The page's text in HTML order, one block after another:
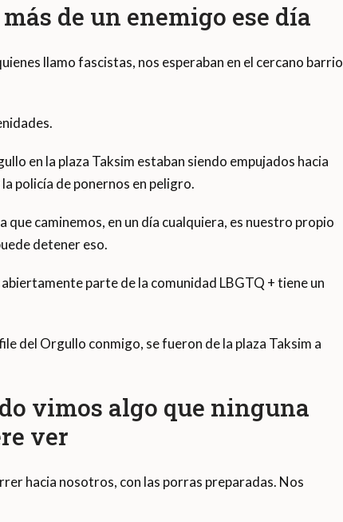
de un enemigo ese día
llamo fascistas, nos esperaban en el cercano barrio
en la plaza Taksim estaban siendo empujados hacia
policía de ponernos en peligro.
que caminemos, en un día cualquiera, es nuestro propio
detener eso.
parte de la comunidad LBGTQ + tiene un
del Orgullo conmigo, se fueron de la plaza Taksim a
vimos algo que ninguna
ver
hacia nosotros, con las porras preparadas. Nos